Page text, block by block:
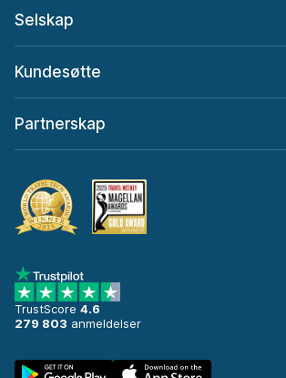
Selskap
Kundesøtte
Partnerskap
TrustScore 4.6
279 803 anmeldelser